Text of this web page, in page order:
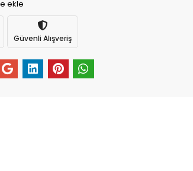
ekle
Güvenli Alışveriş